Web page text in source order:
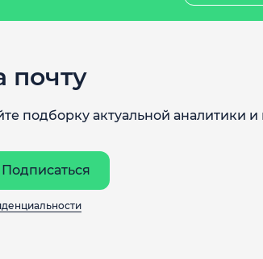
почту
подборку актуальной аналитики и
Подписаться